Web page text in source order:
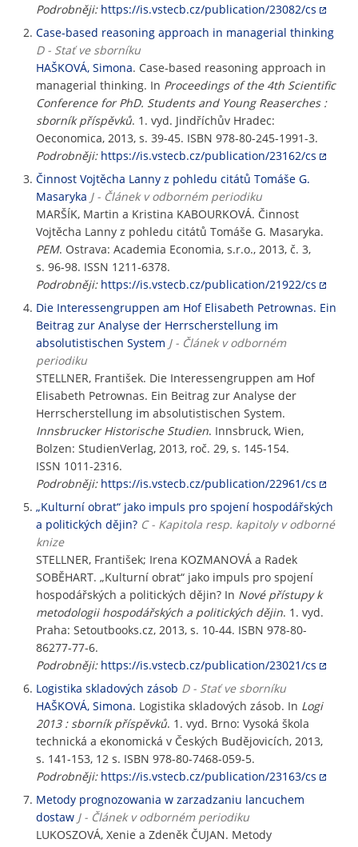
Podrobněji: https://is.vstecb.cz/publication/23082/cs
Case-based reasoning approach in managerial thinking
D - Stať ve sborníku
HAŠKOVÁ, Simona. Case-based reasoning approach in
managerial thinking. In Proceedings of the 4th Scientific
Conference for PhD. Students and Young Reaserches :
sborník příspěvků. 1. vyd. Jindříchův Hradec:
Oeconomica, 2013, s. 39-45. ISBN 978-80-245-1991-3.
Podrobněji: https://is.vstecb.cz/publication/23162/cs
Činnost Vojtěcha Lanny z pohledu citátů Tomáše G.
Masaryka J - Článek v odborném periodiku
MARŠÍK, Martin a Kristina KABOURKOVÁ. Činnost
Vojtěcha Lanny z pohledu citátů Tomáše G. Masaryka.
PEM. Ostrava: Academia Economia, s.r.o., 2013, č. 3,
s. 96-98. ISSN 1211-6378.
Podrobněji: https://is.vstecb.cz/publication/21922/cs
Die Interessengruppen am Hof Elisabeth Petrownas. Ein
Beitrag zur Analyse der Herrscherstellung im
absolutistischen System J - Článek v odborném
periodiku
STELLNER, František. Die Interessengruppen am Hof
Elisabeth Petrownas. Ein Beitrag zur Analyse der
Herrscherstellung im absolutistischen System.
Innsbrucker Historische Studien. Innsbruck, Wien,
Bolzen: StudienVerlag, 2013, roč. 29, s. 145-154.
ISSN 1011-2316.
Podrobněji: https://is.vstecb.cz/publication/22961/cs
„Kulturní obrat“ jako impuls pro spojení hospodářských
a politických dějin? C - Kapitola resp. kapitoly v odborné
knize
STELLNER, František; Irena KOZMANOVÁ a Radek
SOBĚHART. „Kulturní obrat“ jako impuls pro spojení
hospodářských a politických dějin? In Nové přístupy k
metodologii hospodářských a politických dějin. 1. vyd.
Praha: Setoutbooks.cz, 2013, s. 10-44. ISBN 978-80-
86277-77-6.
Podrobněji: https://is.vstecb.cz/publication/23021/cs
Logistika skladových zásob D - Stať ve sborníku
HAŠKOVÁ, Simona. Logistika skladových zásob. In Logi
2013 : sborník příspěvků. 1. vyd. Brno: Vysoká škola
technická a ekonomická v Českých Budějovicích, 2013,
s. 141-153, 12 s. ISBN 978-80-7468-059-5.
Podrobněji: https://is.vstecb.cz/publication/23163/cs
Metody prognozowania w zarzadzaniu lancuchem
dostaw J - Článek v odborném periodiku
LUKOSZOVÁ, Xenie a Zdeněk ČUJAN. Metody